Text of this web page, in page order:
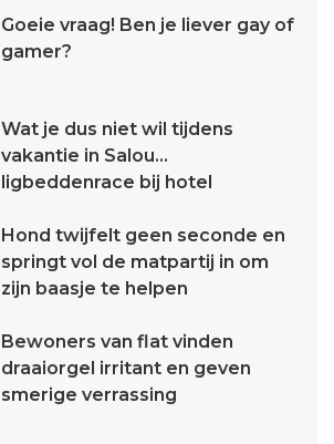
Goeie vraag! Ben je liever gay of
gamer?
Wat je dus niet wil tijdens
vakantie in Salou...
ligbeddenrace bij hotel
Hond twijfelt geen seconde en
springt vol de matpartij in om
zijn baasje te helpen
Bewoners van flat vinden
draaiorgel irritant en geven
smerige verrassing